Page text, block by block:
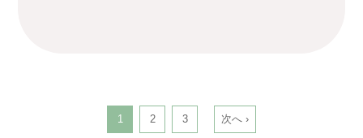
1 2 3 次へ ›